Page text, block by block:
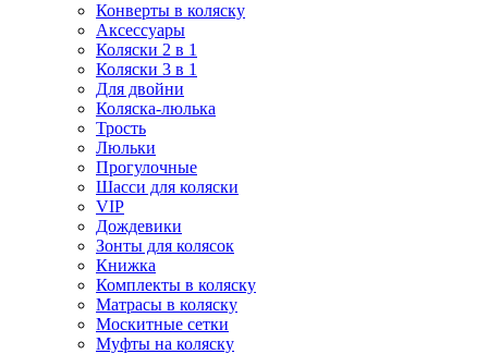
Конверты в коляску
Аксессуары
Коляски 2 в 1
Коляски 3 в 1
Для двойни
Коляска-люлька
Трость
Люльки
Прогулочные
Шасси для коляски
VIP
Дождевики
Зонты для колясок
Книжка
Комплекты в коляску
Матрасы в коляску
Москитные сетки
Муфты на коляску